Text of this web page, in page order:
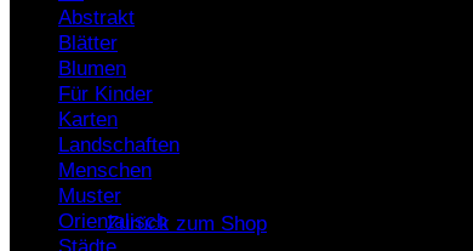
Warenkorb /
Es befinden sich keine Produkte im
Zurück zum Shop
Abstrakt
Blätter
Blumen
Für Kinder
Karten
Landschaften
Menschen
Muster
Orientalisch
Städte